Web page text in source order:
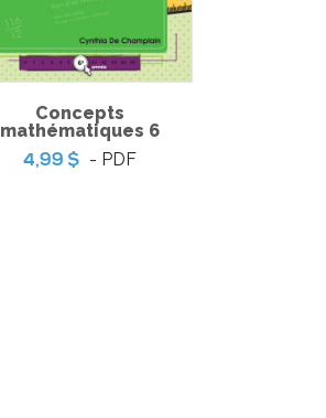
Concepts
mathématiques 6
4,99 $ - PDF